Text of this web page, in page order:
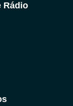
Rádio